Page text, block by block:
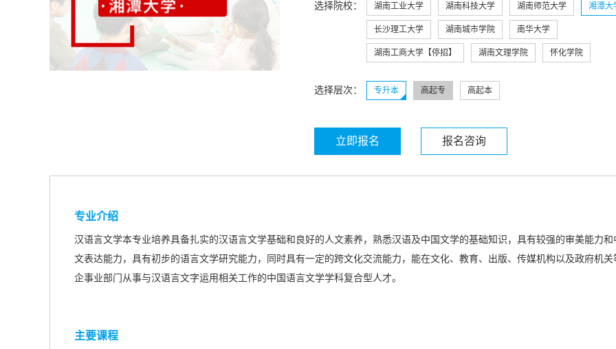
选择院校： 湖南工业大学 湖南科技大学 湖南师范大学 湘潭大
长沙理工大学 湖南城市学院 南华大学
湖南工商大学【停招】 湖南文理学院 怀化学院
选择层次： 专升本 高起专 高起本
立即报名 报名咨询
专业介绍
汉语言文学本专业培养具备扎实的汉语言文学基础和良好的人文素养，熟悉汉语及中国文学的基础知识，具有较强的审美能力和
文表达能力，具有初步的语言文学研究能力，同时具有一定的跨文化交流能力，能在文化、教育、出版、传媒机构以及政府机关
企事业部门从事与汉语言文字运用相关工作的中国语言文学学科复合型人才。
主要课程